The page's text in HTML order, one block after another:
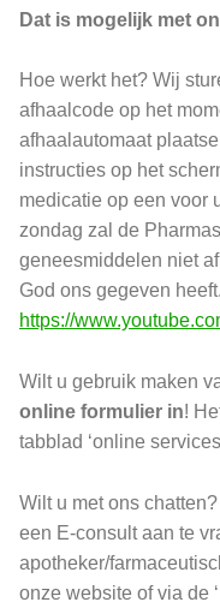
Dat is mogelijk met
Hoe werkt het? Wij
afhaalcode op het
afhaalautomaat
instructies op het
medicatie op een voor
zondag zal de
geneesmiddelen niet
God ons gegeven
https://
Wilt u gebruik maken
online formulier in!
tabblad ‘online
Wilt u met ons
een E-consult aan te
apotheker/
onze website of via de